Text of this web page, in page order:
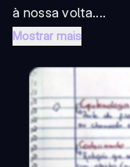
à nossa volta....
Mostrar mais